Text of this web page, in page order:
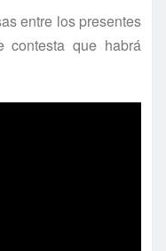
entre los presentes
que habrá